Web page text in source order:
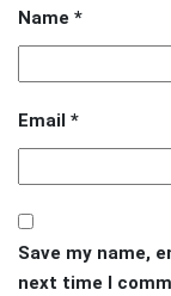
Name *
Email *
Save my name,
next time I